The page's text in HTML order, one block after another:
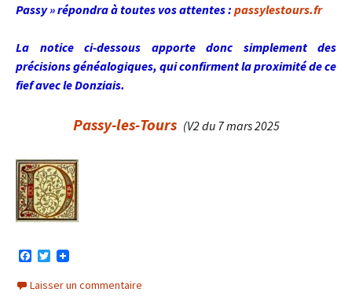
Passy » répondra à toutes vos attentes : passylestours.fr
La notice ci-dessous apporte donc simplement des
précisions généalogiques, qui confirment la proximité de ce
fief avec le Donziais.
Passy-les-Tours (V2 du 7 mars 2025
c
e
T
i
t
Laisser un commentaire